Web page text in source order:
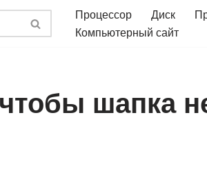
Процессор Диск
Компьютерный сайт
шапка